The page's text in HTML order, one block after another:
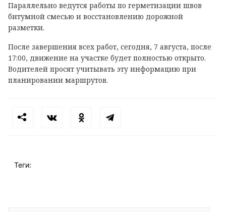
Параллельно ведутся работы по герметизации швов
битумной смесью и восстановлению дорожной
разметки.
После завершения всех работ, сегодня, 7 августа, после
17:00, движение на участке будет полностью открыто.
Водителей просят учитывать эту информацию при
планировании маршрутов.
Теги: